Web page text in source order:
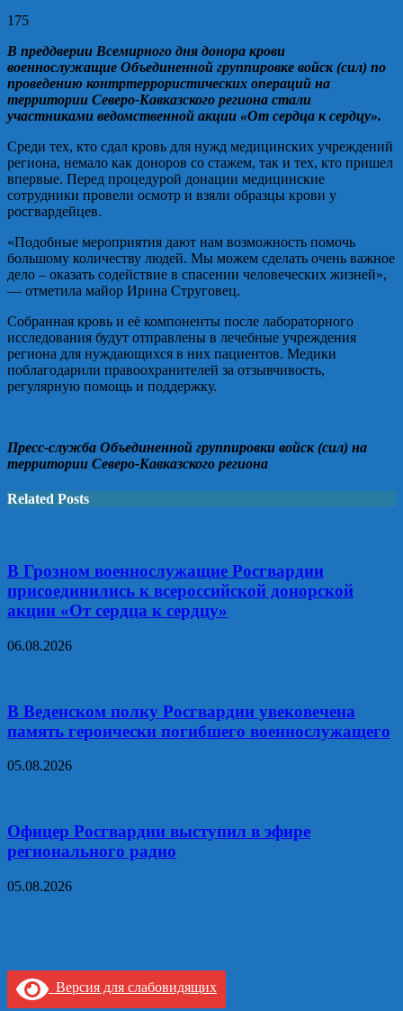
175
В преддверии Всемирного дня донора крови
военнослужащие Объединенной группировке войск (сил) по
проведению контртеррористических операций на
территории Северо-Кавказского региона стали
участниками ведомственной акции «От сердца к сердцу».
Среди тех, кто сдал кровь для нужд медицинских учреждений
региона, немало как доноров со стажем, так и тех, кто пришел
впервые. Перед процедурой донации медицинские
сотрудники провели осмотр и взяли образцы крови у
росгвардейцев.
«Подобные мероприятия дают нам возможность помочь
большому количеству людей. Мы можем сделать очень важное
дело – оказать содействие в спасении человеческих жизней»,
— отметила майор Ирина Струговец.
Собранная кровь и её компоненты после лабораторного
исследования будут отправлены в лечебные учреждения
региона для нуждающихся в них пациентов. Медики
поблагодарили правоохранителей за отзывчивость,
регулярную помощь и поддержку.
Пресс-служба Объединенной группировки войск (сил) на
территории Северо-Кавказского региона
Related Posts
В Грозном военнослужащие Росгвардии
присоединились к всероссийской донорской
акции «От сердца к сердцу»
06.08.2026
В Веденском полку Росгвардии увековечена
память героически погибшего военнослужащего
05.08.2026
Офицер Росгвардии выступил в эфире
регионального радио
05.08.2026
Версия для слабовидящих